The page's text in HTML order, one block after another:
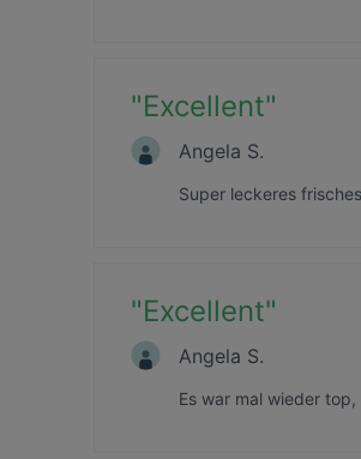
"Excellent"
Angela S.
Super leckeres
"Excellent"
Angela S.
Es war mal wieder